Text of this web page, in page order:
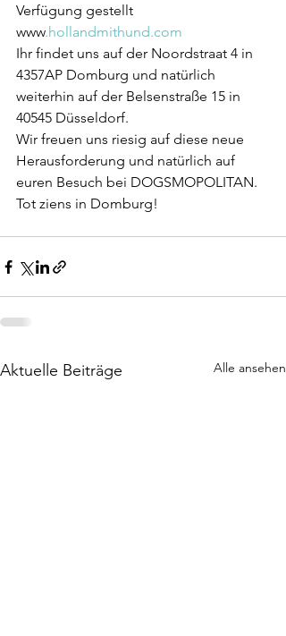
Verfügung gestellt
www.hollandmithund.com
Ihr findet uns auf der Noordstraat 4 in
4357AP Domburg und natürlich
weiterhin auf der Belsenstraße 15 in
40545 Düsseldorf.
Wir freuen uns riesig auf diese neue
Herausforderung und natürlich auf
euren Besuch bei DOGSMOPOLITAN.
Tot ziens in Domburg!
Aktuelle Beiträge Alle ansehen